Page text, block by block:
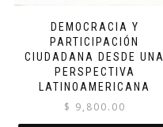
DEMOCRACIA Y
PARTICIPACIÓN
CIUDADANA DESDE UNA
PERSPECTIVA
LATINOAMERICANA
$ 9,800.00